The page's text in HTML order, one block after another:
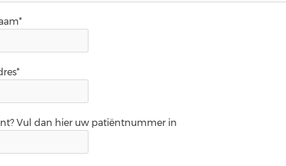
Vul dan hier uw patiëntnummer in